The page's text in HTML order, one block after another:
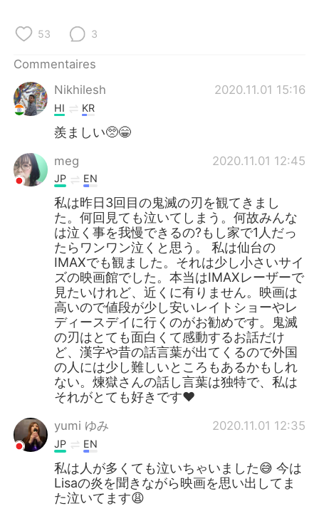
53 3
Commentaires
Nikhilesh
2020.11.01 15:16
HI KR
羨ましい🥺😁
meg 2020.11.01 12:45
JP EN
私は昨日3回目の鬼滅の刃を観てきまし
た。何回見ても泣いてしまう。何故みんな
は泣く事を我慢できるの?もし家で1人だっ
たらワンワン泣くと思う。 私は仙台の
IMAXでも観ました。それは少し小さいサイ
ズの映画館でした。本当はIMAXレーザーで
見たいけれど、近くに有りません。映画は
高いので値段が少し安いレイトショーやレ
ディースデイに行くのがお勧めです。鬼滅
の刃はとても面白くて感動するお話だけ
ど、漢字や昔の話言葉が出てくるので外国
の人には少し難しいところもあるかもしれ
ない。煉獄さんの話し言葉は独特で、私は
それがとても好きです♥
yumi ゆみ 2020.11.01 12:35
JP EN
私は人が多くても泣いちゃいました😅 今は
Lisaの炎を聞きながら映画を思い出してま
た泣いてます😩